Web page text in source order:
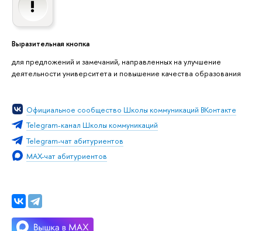
Выразительная кнопка
для предложений и замечаний, направленных на улучшение
деятельности университета и повышение качества образования
Официальное сообщество Школы коммуникаций ВКонтакте
Telegram-канал Школы коммуникаций
Telegram-чат абитуриентов
MAX-чат абитуриентов